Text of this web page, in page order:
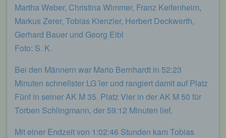
Martha Weber, Christina Wimmer, Franz Keifenheim,
Markus Zerer, Tobias Kienzler, Herbert Deckwerth,
Gerhard Bauer und Georg Eibl
Foto: S. K.
Bei den Männern war Mario Bernhardt in 52:23
Minuten schnellster LG´ler und rangiert damit auf Platz
Fünf in seiner AK M 35. Platz Vier in der AK M 50 für
Torben Schlingmann, der 59:12 Minuten lief.
Mit einer Endzeit von 1:02:46 Stunden kam Tobias